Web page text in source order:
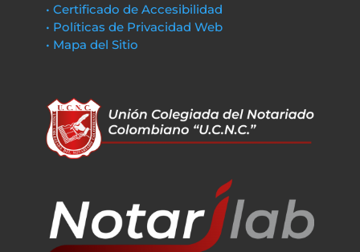
• Certificado de Accesibilidad
• Políticas de Privacidad Web
• Mapa del Sitio